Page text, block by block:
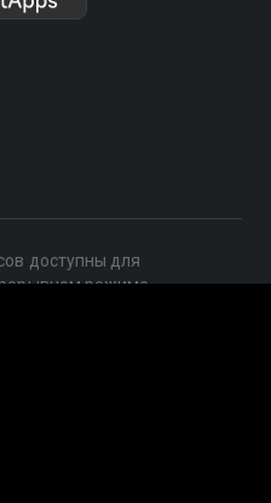
доступны для
режиме,